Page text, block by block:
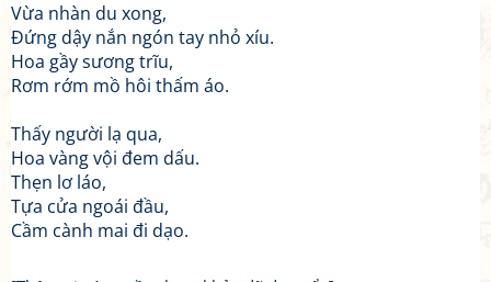
Vừa nhàn du xong,
Đứng dậy nắn ngón tay nhỏ xíu.
Hoa gầy sương trĩu,
Rơm rớm mồ hôi thấm áo.
Thấy người lạ qua,
Hoa vàng vội đem dấu.
Thẹn lơ láo,
Tựa cửa ngoái đầu,
Cầm cành mai đi dạo.